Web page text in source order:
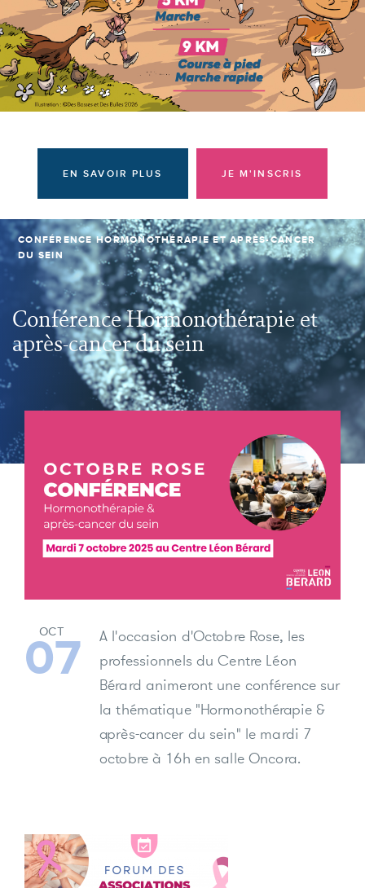
Actualités
Prendre rendez-vous
EN SAVOIR PLUS JE M'INSCRIS
CONFÉRENCE HORMONOTHÉRAPIE ET APRÈS-CANCER
DU SEIN
Conférence Hormonothérapie et
après-cancer du sein
OCT
07
A l'occasion d'Octobre Rose, les
professionnels du Centre Léon
Bérard animeront une conférence sur
la thématique "Hormonothérapie &
après-cancer du sein" le mardi 7
octobre à 16h en salle Oncora.